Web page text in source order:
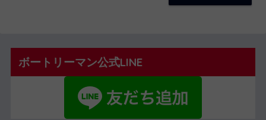
ボートリーマン公式LINE